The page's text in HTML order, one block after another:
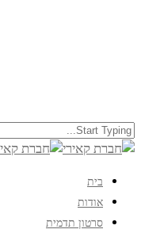
בית
אודות
סרטון תדמית